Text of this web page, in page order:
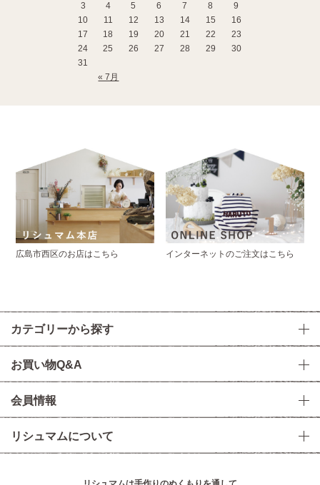
« 7月
3
4 5 6 7 8
9
10
11 12 13 14 15
16
17
18 19 20 21 22
23
24
25 26 27 28 29
30
31
広島市西区のお店はこちら インターネットのご注文はこちら
カテゴリーから探す
お買い物Q&A
会員情報
リシュマムについて